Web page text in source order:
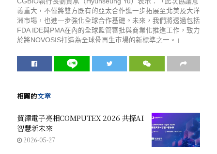
義重大，不僅將雙方既有的亞太合作進一步拓展至北美及大洋
洲市場，也進一步強化全球合作基礎。未來，我們將透過包括
FDA IDE與PMA在內的全球監管審批與商業化推進工作，致力
於將NOVOSIS打造為全球骨再生市場的新標準之一。」
相關的文章
貿澤電子亮相COMPUTEX 2026 共探AI
智慧新未來
2026-05-27